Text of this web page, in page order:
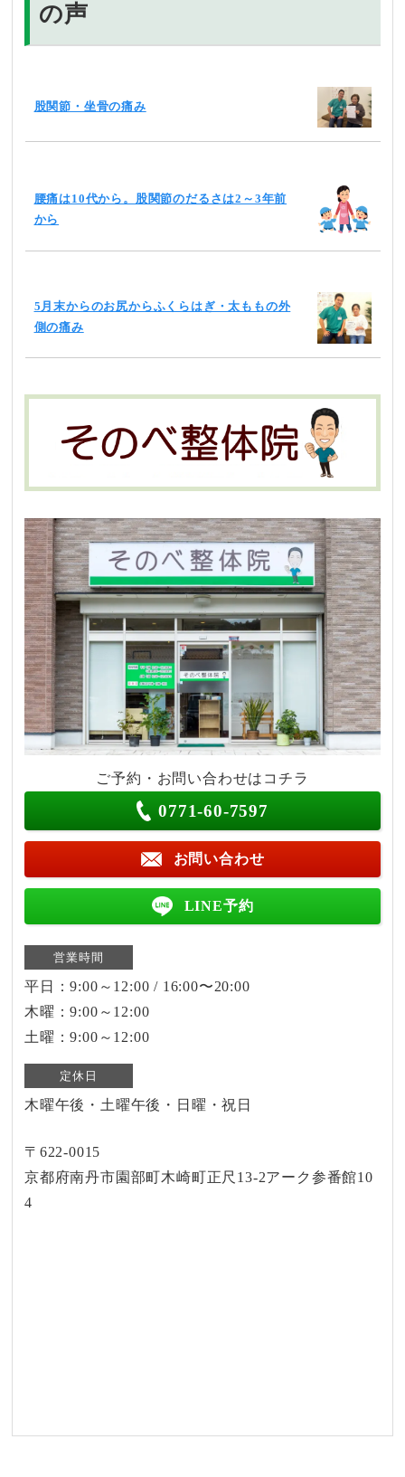
の声
股関節・坐骨の痛み
腰痛は10代から。股関節のだるさは2～3年前
から
5月末からのお尻からふくらはぎ・太ももの外
側の痛み
ご予約・お問い合わせはコチラ
0771-60-7597
お問い合わせ
LINE予約
営業時間
平日：9:00～12:00 / 16:00〜20:00
木曜：9:00～12:00
土曜：9:00～12:00
定休日
木曜午後・土曜午後・日曜・祝日
〒622-0015
京都府南丹市園部町木崎町正尺13-2アーク参番館10
4